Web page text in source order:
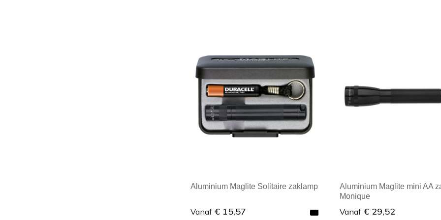
Aluminium Maglite Solitaire zaklamp
Vanaf € 15,57
Aluminium Maglite mini AA
Monique
Vanaf € 29,52